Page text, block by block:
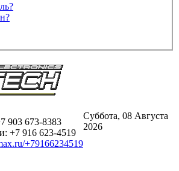
903 673-8383
+7 916 623-4519
+79166234519
Суббота, 08 Августа
2026